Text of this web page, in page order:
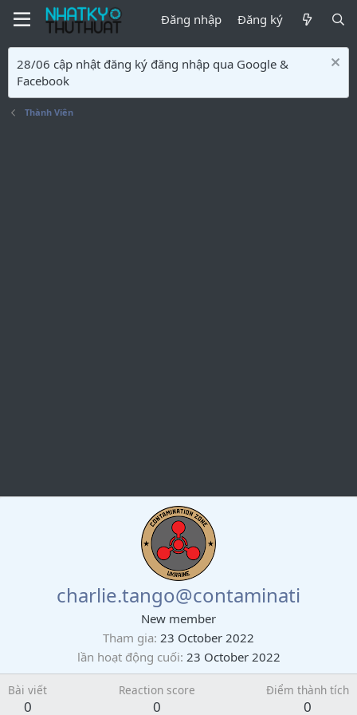
Đăng nhập Đăng ký
28/06 cập nhật đăng ký đăng nhập qua Google &
Facebook
Thành Viên
charlie.tango@contaminati
New member
Tham gia 23 October 2022
lần hoạt động cuối 23 October 2022
Bài viết
0
Reaction score
0
Điểm thành tích
0